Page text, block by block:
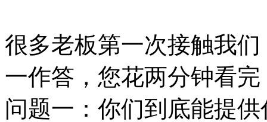
很多老板第一次接触我
一作答，您花两分钟看
问题一：你们到底能提供